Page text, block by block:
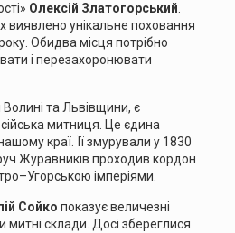
Олексій Златогорський
виявлено унікальне поховання
Обидва місця потрібно
і перезахоронювати
та Львівщини, є
митниця. Це єдина
краї. Її змурували у 1830
Журавників проходив кордон
імперіями.
Сойко показує величезні
митні склади. Досі збереглися